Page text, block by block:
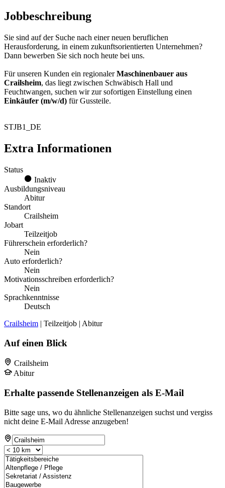
Jobbeschreibung
Sie sind auf der Suche nach einer neuen beruflichen
Herausforderung, in einem zukunftsorientierten Unternehmen?
Dann bewerben Sie sich noch heute bei uns.
Für unseren Kunden ein regionalerMaschinenbauer aus
Crailsheim, das liegt zwischen Schwäbisch Hall und
Feuchtwangen, suchen wir zur sofortigen Einstellung einen
Einkäufer (m/w/d) für Gussteile.
STJB1_DE
Extra Informationen
Status
Inaktiv
Ausbildungsniveau
Abitur
Standort
Crailsheim
Jobart
Teilzeitjob
Führerschein erforderlich?
Nein
Auto erforderlich?
Nein
Motivationsschreiben erforderlich?
Nein
Sprachkenntnisse
Deutsch
Crailsheim | Teilzeitjob | Abitur
Auf einen Blick
Crailsheim
Abitur
Erhalte passende Stellenanzeigen als E-Mail
Bitte sage uns, wo du ähnliche Stellenanzeigen suchst und vergiss
nicht deine E-Mail Adresse anzugeben!